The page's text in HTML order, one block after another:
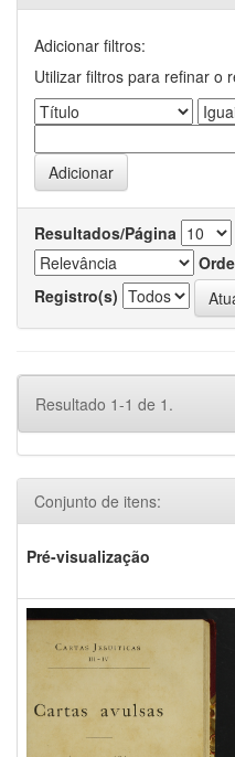
Adicionar filtros:
Utilizar filtros para refinar o
Resultados/Página
Registro(s)
Resultado 1-1 de 1.
Conjunto de itens:
Pré-visualização